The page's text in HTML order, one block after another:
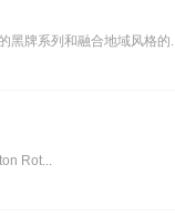
黑牌系列和融合地域风格的
Rot...